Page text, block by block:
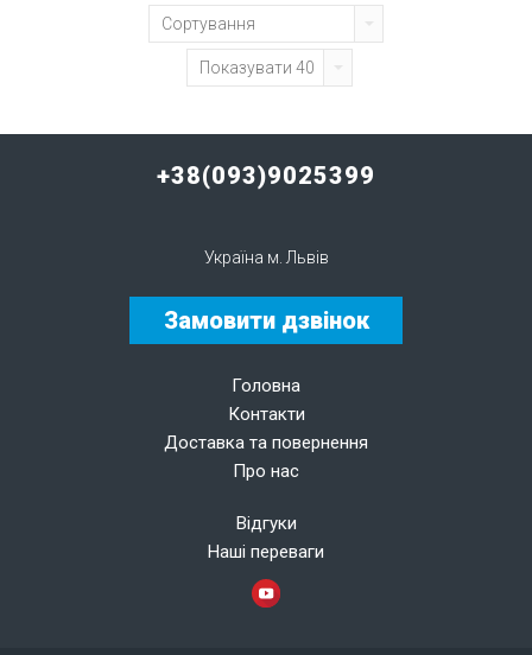
Показувати 40
Сортування
+38(093)9025399
Україна м. Львів
Замовити дзвінок
Головна
Контакти
Доставка та повернення
Про нас
Відгуки
Наші переваги